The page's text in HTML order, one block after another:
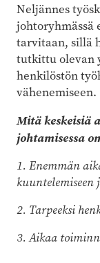
Neljännes
johtoryhmässä
tarvitaan, sillä
tutkittu olevan
henkilöstön
vähenemiseen.
Mitä keskeisiä
johtamisessa
1. Enemmän
kuuntelemiseen
2. Tarpeeksi
3. Aikaa